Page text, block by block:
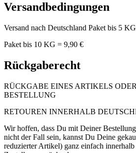
Versandbedingungen
Versand nach Deutschland Paket bis 5
Paket bis 10 KG = 9,90 €
Rückgaberecht
RÜCKGABE EINES ARTIKELS
BESTELLUNG
RETOUREN INNERHALB
Wir hoffen, dass Du mit Deiner
nicht der Fall sein, kannst Du Deine
reduzierter Artikel) ganz einfach